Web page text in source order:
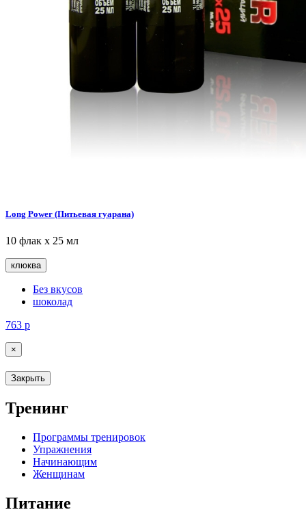
Long Power (Питьевая гуарана)
10 флак х 25 мл
клюква
Без вкусов
шоколад
763 р
×
Закрыть
Тренинг
Программы тренировок
Упражнения
Начинающим
Женщинам
Питание